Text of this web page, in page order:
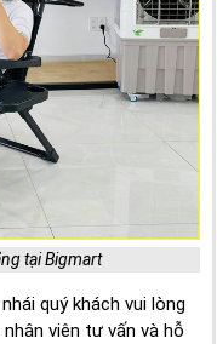
tại Bigmart
quý khách vui lòng
viên tư vấn và hỗ